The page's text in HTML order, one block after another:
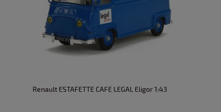
Renault ESTAFETTE CAFE LEGAL Eligor 1:43